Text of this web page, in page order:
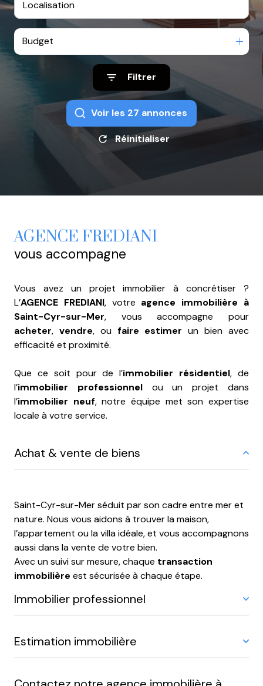
Budget
Filtrer
Voir les 27 annonces
Réinitialiser
AGENCE FREDIANI
vous accompagne
Vous avez un projet immobilier à concrétiser ?
L’AGENCE FREDIANI, votre agence immobilière à
Saint-Cyr-sur-Mer, vous accompagne pour
acheter, vendre, ou faire estimer un bien avec
efficacité et proximité.
Que ce soit pour de l’immobilier résidentiel, de
l’immobilier professionnelou un projet dans
l’immobilier neuf, notre équipe met son expertise
locale à votre service.
Achat & vente de biens
Saint-Cyr-sur-Mer séduit par son cadre entre mer et
nature. Nous vous aidons à trouver la maison,
l’appartement ou la villa idéale, et vous accompagnons
aussi dans la vente de votre bien.
Avec un suivi sur mesure, chaque transaction
immobilière est sécurisée à chaque étape.
Immobilier professionnel
commerce adapté à vos besoins. L’immobilier
Estimation immobilière